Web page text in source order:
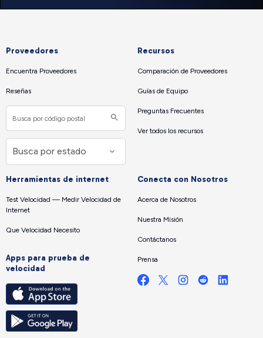
Proveedores
Encuentra Proveedores
Reseñas
Recursos
Comparación de Proveedores
Guías de Equipo
Preguntas Frecuentes
Ver todos los recursos
Herramientas de internet
Test Velocidad — Medir Velocidad de
Internet
Que Velocidad Necesito
Apps para prueba de
velocidad
Conecta con Nosotros
Acerca de Nosotros
Nuestra Misión
Contáctanos
Prensa